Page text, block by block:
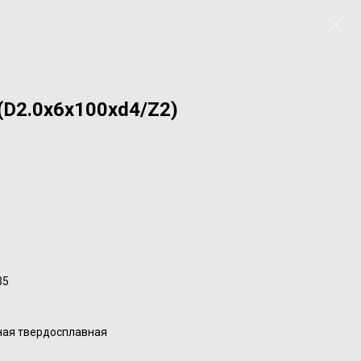
Z2)
твердосплавная